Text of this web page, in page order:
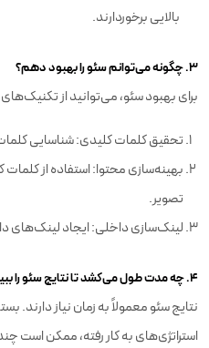
بالایی برخوردارند.
۳. چگونه می‌توانم سئو را بهبود دهم؟
برای بهبود سئو، می‌توانید از تکنیک‌های
تحقیق کلمات کلیدی: شناسایی
بهینه‌سازی محتوا: استفاده از
تصویر.
لینک‌سازی داخلی: ایجاد
۴. چه مدت طول می‌کشد تا نتایج سئو را ببینم؟
نتایج سئو معمولاً به زمان نیاز دارند.
استراتژی‌های به کار رفته، ممکن است